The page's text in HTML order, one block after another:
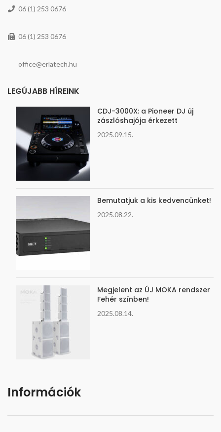
06 (1) 253 0676
06 (1) 253 0676
office@erlatech.hu
LEGÚJABB HÍREINK
CDJ-3000X: a Pioneer DJ új
zászlóshajója érkezett
2025.09.15.
Bemutatjuk a kis kedvencünket!
2025.08.22.
Megjelent az ÚJ MOKA rendszer
Fehér színben!
2025.08.14.
Információk